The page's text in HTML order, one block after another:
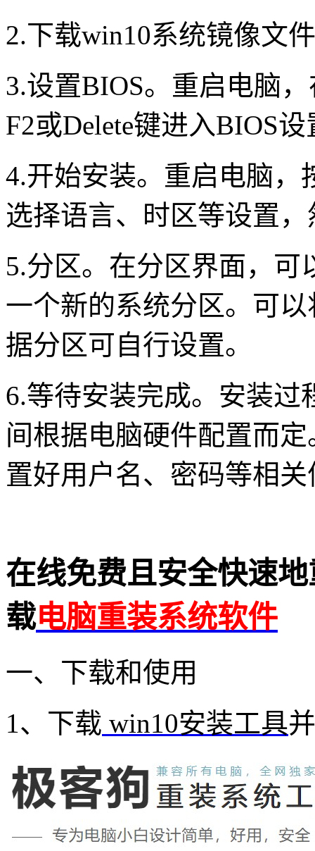
2.下载win10系统镜像文
3.设置BIOS。重启电脑
F2或Delete键进入BIOS
4.开始安装。重启电脑，
选择语言、时区等设置
5.分区。在分区界面，
一个新的系统分区。可
据分区可自行设置。
6.等待安装完成。安装
间根据电脑硬件配置而
置好用户名、密码等相
在线免费且安全快速
载电脑重装系统软件
一、下载和使用
1、下载 win10安装工具